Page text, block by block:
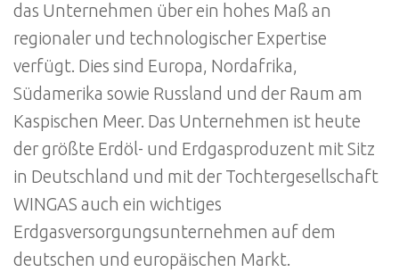
das Unternehmen über ein hohes Maß an
regionaler und technologischer Expertise
verfügt. Dies sind Europa, Nordafrika,
Südamerika sowie Russland und der Raum am
Kaspischen Meer. Das Unternehmen ist heute
der größte Erdöl- und Erdgasproduzent mit Sitz
in Deutschland und mit der Tochtergesellschaft
WINGAS auch ein wichtiges
Erdgasversorgungsunternehmen auf dem
deutschen und europäischen Markt.